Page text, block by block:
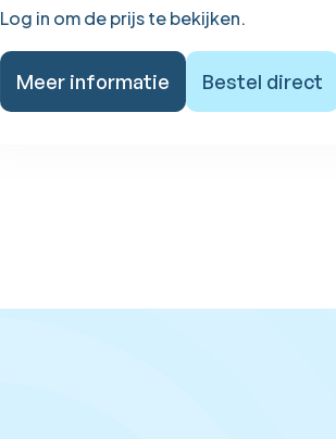
Log in om de prijs te bekijken.
Meer informatie Bestel direct